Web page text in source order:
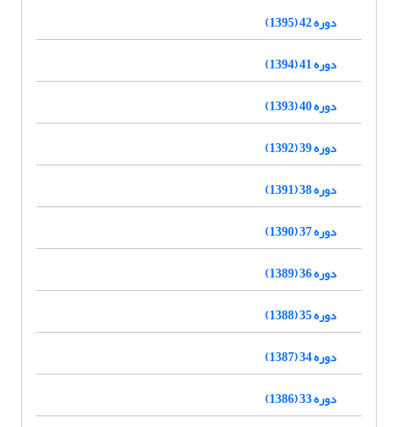
دوره 42 (1395)
دوره 41 (1394)
دوره 40 (1393)
دوره 39 (1392)
دوره 38 (1391)
دوره 37 (1390)
دوره 36 (1389)
دوره 35 (1388)
دوره 34 (1387)
دوره 33 (1386)